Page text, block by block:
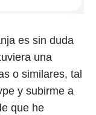
es sin duda
una
o similares, tal
y subirme a
que he